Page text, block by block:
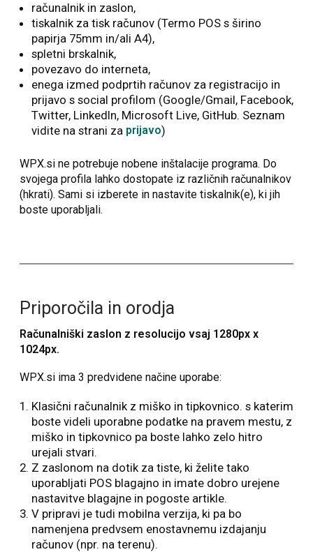
računalnik in zaslon,
tiskalnik za tisk računov (Termo POS s širino
papirja 75mm in/ali A4),
spletni brskalnik,
povezavo do interneta,
enega izmed podprtih računov za registracijo in
prijavo s social profilom (Google/Gmail, Facebook,
Twitter, LinkedIn, Microsoft Live, GitHub. Seznam
vidite na strani za prijavo)
WPX.si ne potrebuje nobene inštalacije programa. Do
svojega profila lahko dostopate iz različnih računalnikov
(hkrati). Sami si izberete in nastavite tiskalnik(e), ki jih
boste uporabljali.
Priporočila in orodja
Računalniški zaslon z resolucijo vsaj 1280px x
1024px.
WPX.si ima 3 predvidene načine uporabe:
Klasični računalnik z miško in tipkovnico. s katerim
boste videli uporabne podatke na pravem mestu, z
miško in tipkovnico pa boste lahko zelo hitro
urejali stvari.
Z zaslonom na dotik za tiste, ki želite tako
uporabljati POS blagajno in imate dobro urejene
nastavitve blagajne in pogoste artikle.
V pripravi je tudi mobilna verzija, ki pa bo
namenjena predvsem enostavnemu izdajanju
računov (npr. na terenu).